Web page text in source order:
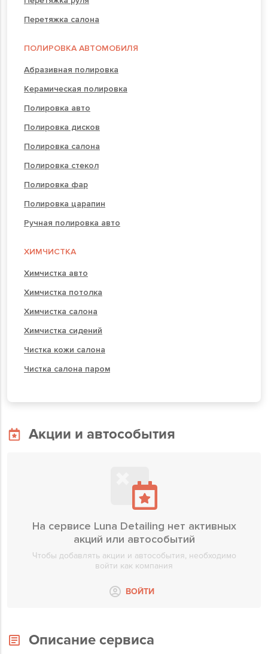
Перетяжка салона
ПОЛИРОВКА АВТОМОБИЛЯ
Абразивная полировка
Керамическая полировка
Полировка авто
Полировка дисков
Полировка салона
Полировка стекол
Полировка фар
Полировка царапин
Ручная полировка авто
ХИМЧИСТКА
Химчистка авто
Химчистка потолка
Химчистка салона
Химчистка сидений
Чистка кожи салона
Чистка салона паром
Акции и автособытия
На сервисе Luna Detailing нет активных
акций или автособытий
Чтобы добавлять акции и автособытия, необходимо
войти как компания
ВОЙТИ
Описание сервиса